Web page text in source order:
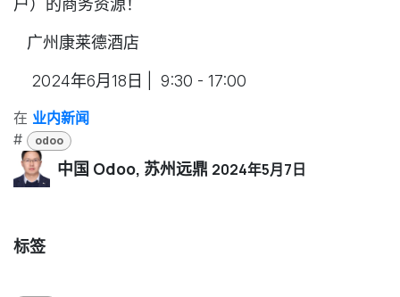
户）的商务资源！
广州康莱德酒店
2024年6月18日 | 9:30 - 17:00
在 业内新闻
#
odoo
中国 Odoo, 苏州远鼎 2024年5月7日
标签